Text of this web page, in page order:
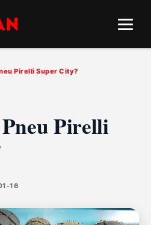
Pirelli Super City?
Pirelli
16